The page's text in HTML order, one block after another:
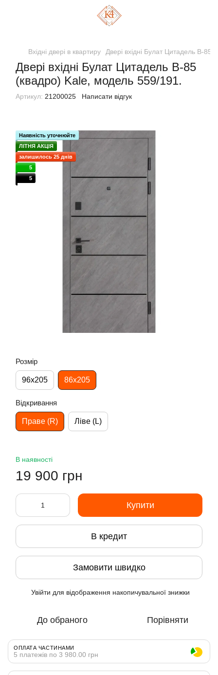
Вхідні двері в квартиру Двері вхідні Булат Цитадель В-
Двері вхідні Булат Цитадель В-85
(квадро) Kale, модель 559/191.
Артикул: 21200025 Написати відгук
Наявність уточнюйте
ЛІТНЯ АКЦІЯ
залишилось 25 днів
5
5
Розмір
96х205 86х205
Відкривання
Праве (R) Ліве (L)
В наявності
19 900 грн
Купити
В кредит
Замовити швидко
Увійти для відображення накопичувальної знижки
До обраного Порівняти
ОПЛАТА ЧАСТИНАМИ
5 платежів по 3 980.00 грн